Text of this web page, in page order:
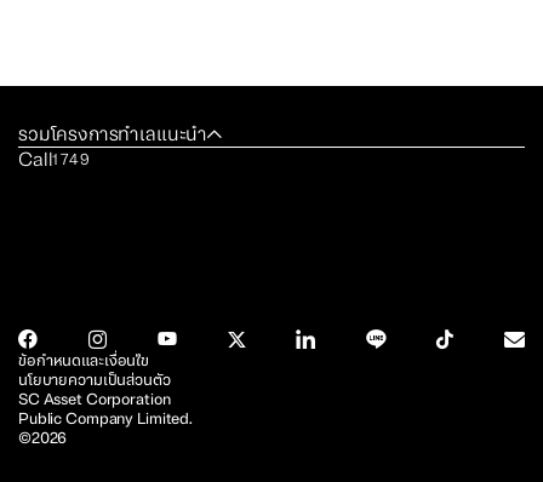
รวมโครงการทำเลแนะนำ
Call1749
SC Asset Corporation
Public Company Limited.
©2026
ข้อกำหนดและเงื่อนไข
นโยบายความเป็นส่วนตัว